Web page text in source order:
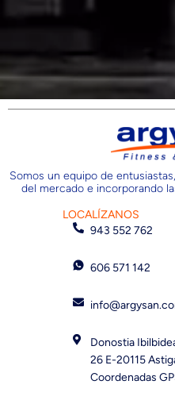
Somos un equipo de
del mercado e incorporando
LOCALÍZANOS
943 552 762
606 571 142
Donostia
26 E-20115
Coordenadas